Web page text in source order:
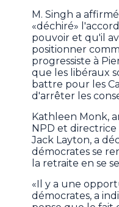
M. Singh a
«déchiré»
pouvoir et qu'il
positionner
progressiste à
que les libéraux
battre pour les
d'arrêter les
Kathleen Monk,
NPD et
Jack Layton, a
démocrates se
la retraite en se
«Il y a une
démocrates, a